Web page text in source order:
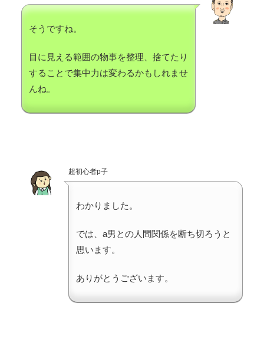
そうですね。
目に見える範囲の物事を整理、捨てたり
することで集中力は変わるかもしれませ
んね。
超初心者p子
わかりました。
では、a男との人間関係を断ち切ろうと
思います。
ありがとうございます。